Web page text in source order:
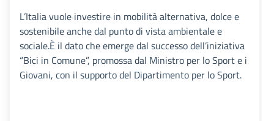
L’Italia vuole investire in mobilità alternativa, dolce e
sostenibile anche dal punto di vista ambientale e
sociale.È il dato che emerge dal successo dell’iniziativa
“Bici in Comune”, promossa dal Ministro per lo Sport e i
Giovani, con il supporto del Dipartimento per lo Sport.